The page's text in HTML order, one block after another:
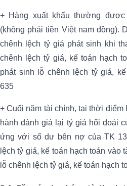
+ Hàng xuất khẩu thường
(không phải tiền Việt nam đồng).
chênh lệch tỷ giá phát sinh khi
chênh lệch tỷ giá, kế toán hạch
phát sinh lỗ chênh lệch tỷ giá,
635
+ Cuối năm tài chính, tại thời điểm
hành đánh giá lại tỷ giá hối đoái
ứng với số dư bên nợ của TK
lệch tỷ giá, kế toán hạch toán vào
lỗ chênh lệch tỷ giá, kế toán hạch